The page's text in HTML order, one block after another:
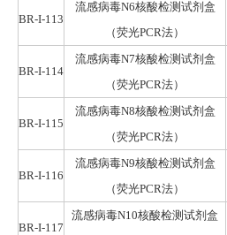
BR-I-113
流感病毒N6核酸检测试剂盒
（荧光PCR法）
BR-I-114
流感病毒N7核酸检测试剂盒
（荧光PCR法）
BR-I-115
流感病毒N8核酸检测试剂盒
（荧光PCR法）
BR-I-116
流感病毒N9核酸检测试剂盒
（荧光PCR法）
BR-I-117
流感病毒N10核酸检测试剂盒